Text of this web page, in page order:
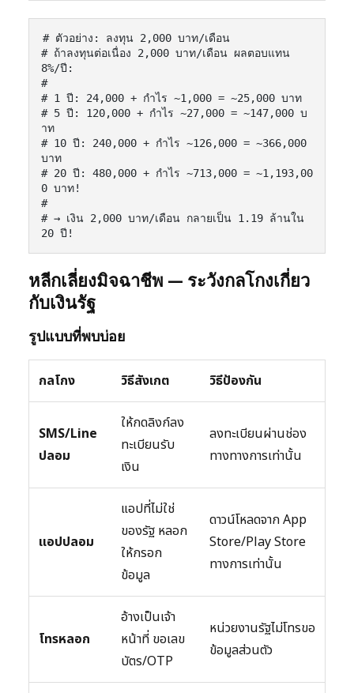
# ตัวอย่าง: ลงทุน 2,000 บาท/เดือน
# ถ้าลงทุนต่อเนื่อง 2,000 บาท/เดือน ผลตอบแทน
8%/ปี:
#
# 1 ปี: 24,000 + กำไร ~1,000 = ~25,000 บาท
# 5 ปี: 120,000 + กำไร ~27,000 = ~147,000 บ
าท
# 10 ปี: 240,000 + กำไร ~126,000 = ~366,000
บาท
# 20 ปี: 480,000 + กำไร ~713,000 = ~1,193,00
0 บาท!
#
# → เงิน 2,000 บาท/เดือน กลายเป็น 1.19 ล้านใน
20 ปี!
หลีกเลี่ยงมิจฉาชีพ — ระวังกลโกงเกี่ยว
กับเงินรัฐ
รูปแบบที่พบบ่อย
กลโกง วิธีสังเกต วิธีป้องกัน
SMS/Line
ปลอม
ให้กดลิงก์ลง
ทะเบียนรับ
เงิน
ลงทะเบียนผ่านช่อง
ทางทางการเท่านั้น
แอปปลอม
แอปที่ไม่ใช่
ของรัฐ หลอก
ให้กรอก
ข้อมูล
ดาวน์โหลดจาก App
Store/Play Store
ทางการเท่านั้น
โทรหลอก
อ้างเป็นเจ้า
หน้าที่ ขอเลข
บัตร/OTP
หน่วยงานรัฐไม่โทรขอ
ข้อมูลส่วนตัว